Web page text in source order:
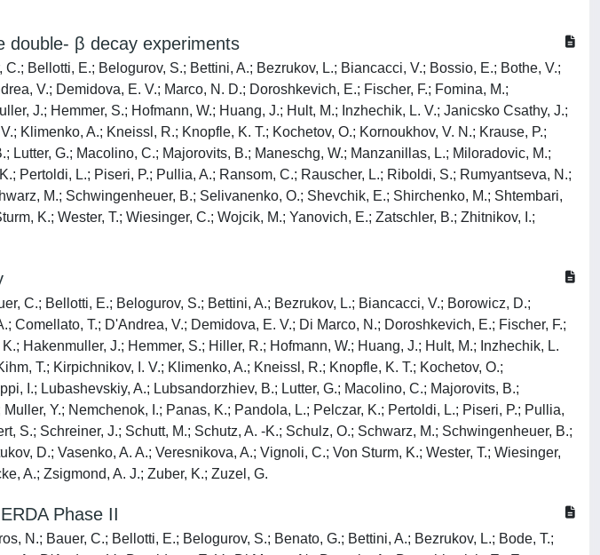
double- β decay experiments
Bellotti, E.; Belogurov, S.; Bettini, A.; Bezrukov, L.; Biancacci, V.; Bossio, E.; Bothe, V.;
V.; Demidova, E. V.; Marco, N. D.; Doroshkevich, E.; Fischer, F.; Fomina, M.;
J.; Hemmer, S.; Hofmann, W.; Huang, J.; Hult, M.; Inzhechik, L. V.; Janicsko Csathy, J.;
Klimenko, A.; Kneissl, R.; Knopfle, K. T.; Kochetov, O.; Kornoukhov, V. N.; Krause, P.;
G.; Macolino, C.; Majorovits, B.; Maneschg, W.; Manzanillas, L.; Miloradovic, M.;
Pertoldi, L.; Piseri, P.; Pullia, A.; Ransom, C.; Rauscher, L.; Riboldi, S.; Rumyantseva, N.;
M.; Schwingenheuer, B.; Selivanenko, O.; Shevchik, E.; Shirchenko, M.; Shtembari,
K.; Wester, T.; Wiesinger, C.; Wojcik, M.; Yanovich, E.; Zatschler, B.; Zhitnikov, I.;
C.; Bellotti, E.; Belogurov, S.; Bettini, A.; Bezrukov, L.; Biancacci, V.; Borowicz, D.;
T.; D'Andrea, V.; Demidova, E. V.; Di Marco, N.; Doroshkevich, E.; Fischer, F.;
Hakenmuller, J.; Hemmer, S.; Hiller, R.; Hofmann, W.; Huang, J.; Hult, M.; Inzhechik, L.
T.; Kirpichnikov, I. V.; Klimenko, A.; Kneissl, R.; Knopfle, K. T.; Kochetov, O.;
I.; Lubashevskiy, A.; Lubsandorzhiev, B.; Lutter, G.; Macolino, C.; Majorovits, B.;
Y.; Nemchenok, I.; Panas, K.; Pandola, L.; Pelczar, K.; Pertoldi, L.; Piseri, P.; Pullia,
S.; Schreiner, J.; Schutt, M.; Schutz, A. -K.; Schulz, O.; Schwarz, M.; Schwingenheuer, B.;
D.; Vasenko, A. A.; Veresnikova, A.; Vignoli, C.; Von Sturm, K.; Wester, T.; Wiesinger,
A.; Zsigmond, A. J.; Zuber, K.; Zuzel, G.
Phase II
N.; Bauer, C.; Bellotti, E.; Belogurov, S.; Benato, G.; Bettini, A.; Bezrukov, L.; Bode, T.;